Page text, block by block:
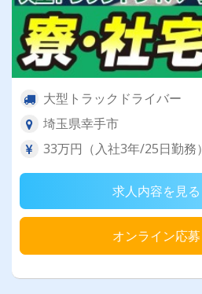
大型トラックドライバー
埼玉県幸手市
33万円（入社3年/25日勤務）
求人内容を見る
オンライン応募